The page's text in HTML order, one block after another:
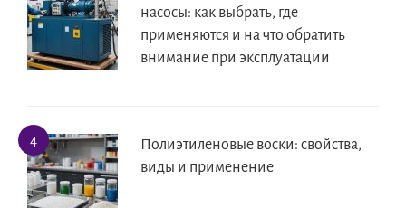
насосы: как выбрать, где
применяются и на что обратить
внимание при эксплуатации
Полиэтиленовые воски: свойства,
виды и применение